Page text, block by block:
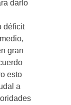
darlo
déficit
gran
esto
a